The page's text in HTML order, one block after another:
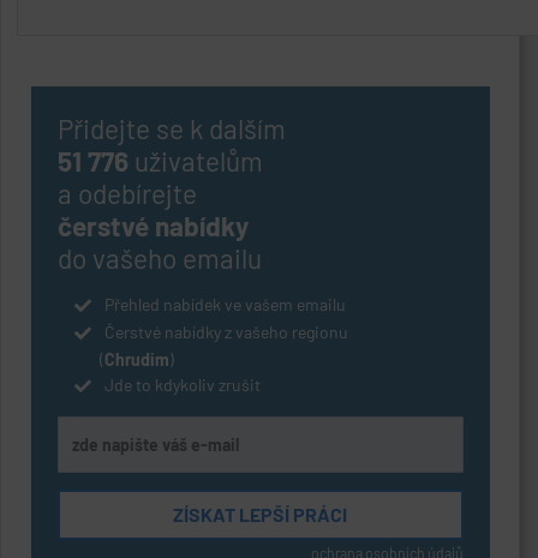
Přidejte se k dalším
51 776 uživatelům
a odebírejte
čerstvé nabídky
do vašeho emailu
Přehled nabídek ve vašem emailu
Čerstvé nabídky z vašeho regionu
(Chrudim)
Jde to kdykoliv zrušit
ochrana osobních údajů